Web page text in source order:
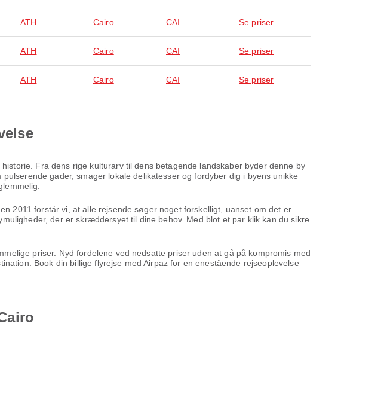
ATH Cairo CAI Se priser
ATH Cairo CAI Se priser
ATH Cairo CAI Se priser
Fra dens rige kulturarv til dens betagende landskaber byder denne by
gader, smager lokale delikatesser og fordyber dig i byens unikke
2011 forstår vi, at alle rejsende søger noget forskelligt, uanset om det er
der er skræddersyet til dine behov. Med blot et par klik kan du sikre
priser. Nyd fordelene ved nedsatte priser uden at gå på kompromis med
Book din billige flyrejse med Airpaz for en enestående rejseoplevelse